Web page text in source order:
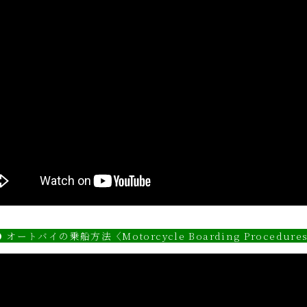
ートバイの乗船方法〈Motorcycle Boarding